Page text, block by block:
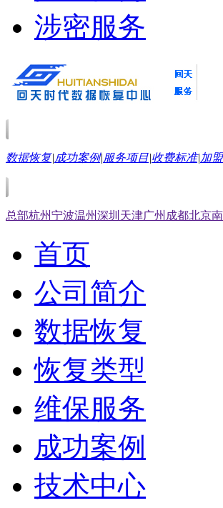
涉密服务
数据恢复|成功案例|服务项目|收费标准|加
总部杭州宁波温州深圳 天津广州 成都北京
首页
公司简介
数据恢复
恢复类型
维保服务
成功案例
技术中心